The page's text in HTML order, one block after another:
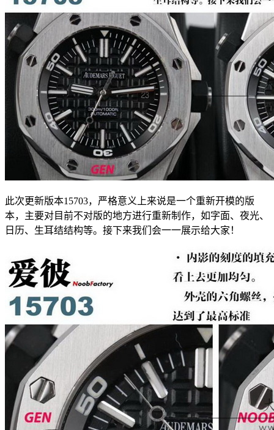
此次更新版本15703，严格意义上来说是一个重新开模的版
本，主要对目前不对版的地方进行重新制作，如字面、夜光、
日历、生耳结结构等。接下来我们会一一展示给大家！